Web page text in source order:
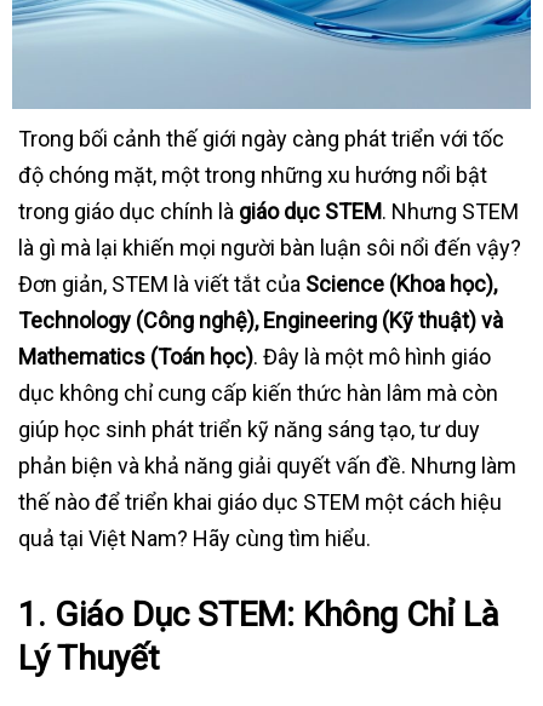
Trong bối cảnh thế giới ngày càng phát triển với tốc
độ chóng mặt, một trong những xu hướng nổi bật
trong giáo dục chính là giáo dục STEM. Nhưng STEM
là gì mà lại khiến mọi người bàn luận sôi nổi đến vậy?
Đơn giản, STEM là viết tắt của Science (Khoa học),
Technology (Công nghệ), Engineering (Kỹ thuật) và
Mathematics (Toán học). Đây là một mô hình giáo
dục không chỉ cung cấp kiến thức hàn lâm mà còn
giúp học sinh phát triển kỹ năng sáng tạo, tư duy
phản biện và khả năng giải quyết vấn đề. Nhưng làm
thế nào để triển khai giáo dục STEM một cách hiệu
quả tại Việt Nam? Hãy cùng tìm hiểu.
1. Giáo Dục STEM: Không Chỉ Là
Lý Thuyết